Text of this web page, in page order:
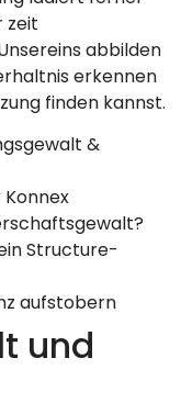
zeit
abbilden
erkennen
finden kannst.
&
Structure-
aufstobern
und